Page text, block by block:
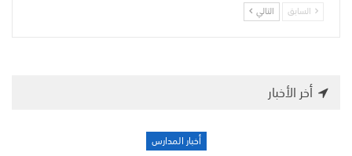
السابق التالي
أخر الأخبار
أخبار المدارس